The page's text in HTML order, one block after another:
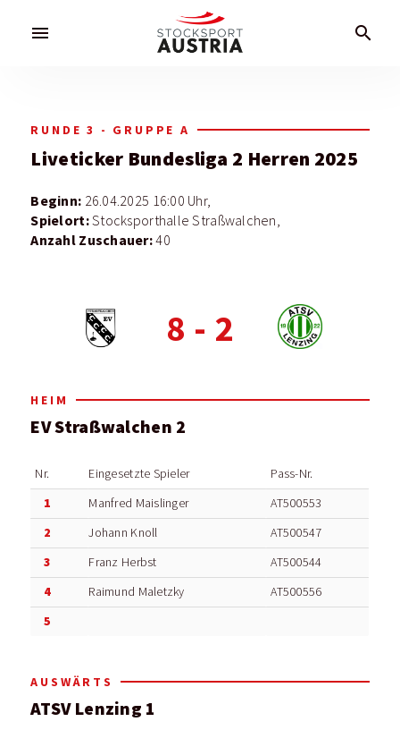
menu search
RUNDE 3 - GRUPPE A
Liveticker Bundesliga 2 Herren 2025
Beginn: 26.04.2025 16:00 Uhr,
Spielort:Stocksporthalle Straßwalchen,
Anzahl Zuschauer:40
8 - 2
HEIM
EV Straßwalchen 2
Nr. Eingesetzte Spieler Pass-Nr.
1 Manfred Maislinger AT500553
2 Johann Knoll AT500547
3 Franz Herbst AT500544
4 Raimund Maletzky AT500556
5
AUSWÄRTS
ATSV Lenzing 1